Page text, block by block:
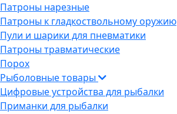
Патроны нарезные
Патроны к гладкоствольному оружию
Пули и шарики для пневматики
Патроны травматические
Порох
Рыболовные товары
Цифровые устройства для рыбалки
Приманки для рыбалки